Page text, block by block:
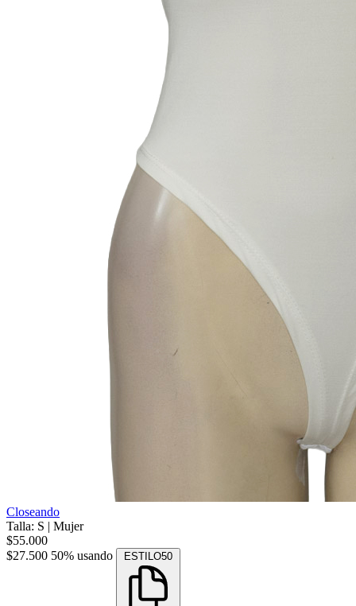
Closeando
Talla: S | Mujer
$55.000
$27.500 50% usando ESTILO50